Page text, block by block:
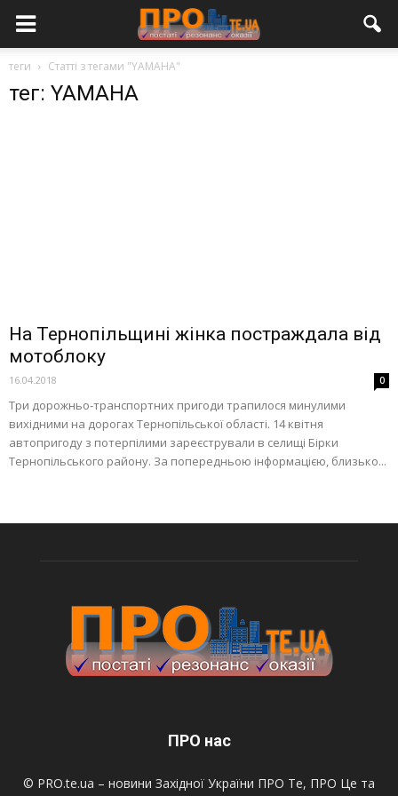
теги Статті з тегами "YAMAHA"
тег: YAMAHA
На Тернопільщині жінка постраждала від
мотоблоку
16.04.2018 0
Три дорожньо-транспортних пригоди трапилося минулими
вихідними на дорогах Тернопільської області. 14 квітня
автопригоду з потерпілими зареєстрували в селищі Бірки
Тернопільського району. За попередньою інформацією, близько...
ПРО нас
© PRO.te.ua – новини Західної України ПРО Те, ПРО Це та